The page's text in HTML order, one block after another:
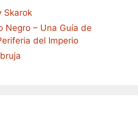
Skarok
Negro – Una Guía de
del Imperio